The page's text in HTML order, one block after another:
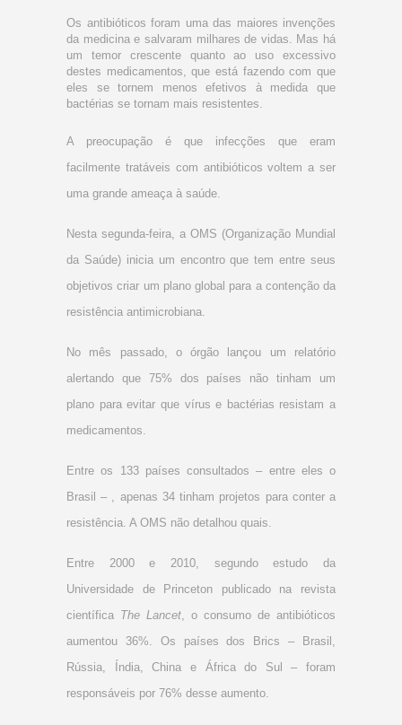
Os antibióticos foram uma das maiores invenções
da medicina e salvaram milhares de vidas. Mas há
um temor crescente quanto ao uso excessivo
destes medicamentos, que está fazendo com que
eles se tornem menos efetivos à medida que
bactérias se tornam mais resistentes.
A preocupação é que infecções que eram
facilmente tratáveis com antibióticos voltem a ser
uma grande ameaça à saúde.
Nesta segunda-feira, a OMS (Organização Mundial
da Saúde) inicia um encontro que tem entre seus
objetivos criar um plano global para a contenção da
resistência antimicrobiana.
No mês passado, o órgão lançou um relatório
alertando que 75% dos países não tinham um
plano para evitar que vírus e bactérias resistam a
medicamentos.
Entre os 133 países consultados – entre eles o
Brasil – , apenas 34 tinham projetos para conter a
resistência. A OMS não detalhou quais.
Entre 2000 e 2010, segundo estudo da
Universidade de Princeton publicado na revista
científica The Lancet , o consumo de antibióticos
aumentou 36%. Os países dos Brics – Brasil,
Rússia, Índia, China e África do Sul – foram
responsáveis por 76% desse aumento.